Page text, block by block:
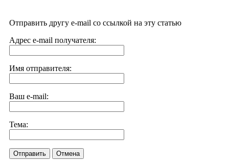
Отправить другу e-mail со ссылкой на эту статью
Адрес e-mail получателя:
Имя отправителя:
Ваш e-mail:
Тема:
Отправить Отмена